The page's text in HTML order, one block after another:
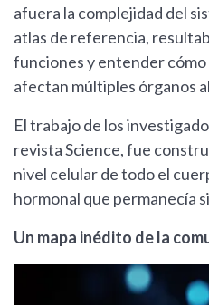
afuera la complejidad del
atlas de referencia,
funciones y entender
afectan múltiples órganos
El trabajo de los
revista Science, fue
nivel celular de todo el
hormonal que permanecía
Un mapa inédito de la